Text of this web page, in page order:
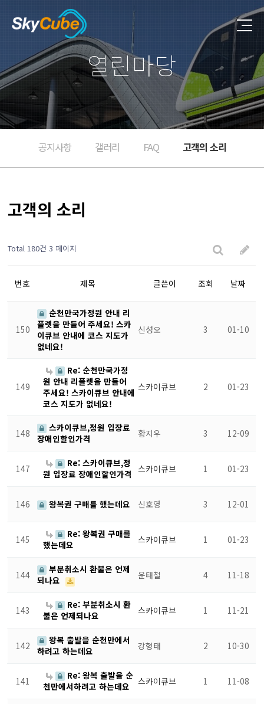
열린마당
공지사항 갤러리 FAQ 고객의 소리
고객의 소리
Total 180건 3 페이지
번호 제목 글쓴이 조회 날짜
150
순천만국가정원 안내 리
플렛을 만들어 주세요! 스카
이큐브 안내에 코스 지도가
없네요!
신성오 3 01-10
149
Re: 순천만국가정
원 안내 리플렛을 만들어
주세요! 스카이큐브 안내에
코스 지도가 없네요!
스카이큐브 2 01-23
148
스카이큐브,정원 입장료
장애인할인가격
황지우 3 12-09
147
Re: 스카이큐브,정
원 입장료 장애인할인가격
스카이큐브 1 01-23
146 왕복권 구매를 했는데요 신호영 3 12-01
145
Re: 왕복권 구매를
했는데요
스카이큐브 1 01-23
144
부분취소시 환불은 언제
되나요
윤태철 4 11-18
143
Re: 부분취소시 환
불은 언제되나요
스카이큐브 1 11-21
142
왕복 출발을 순천만에서
하려고 하는데요
강형태 2 10-30
141
Re: 왕복 출발을 순
천만에서하려고 하는데요
스카이큐브 1 11-08